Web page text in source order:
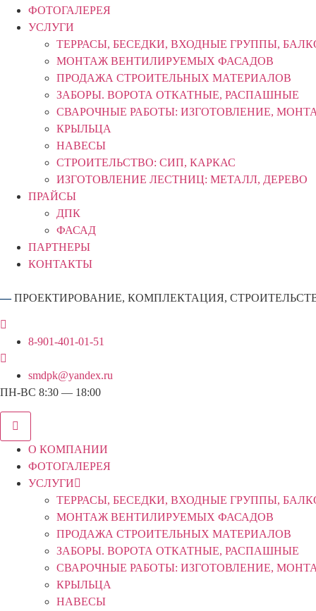
ФОТОГАЛЕРЕЯ
УСЛУГИ
ТЕРРАСЫ, БЕСЕДКИ, ВХОДНЫЕ ГРУППЫ,
МОНТАЖ ВЕНТИЛИРУЕМЫХ ФАСАДОВ
ПРОДАЖА СТРОИТЕЛЬНЫХ МАТЕРИАЛОВ
ЗАБОРЫ. ВОРОТА ОТКАТНЫЕ, РАСПАШНЫЕ
СВАРОЧНЫЕ РАБОТЫ: ИЗГОТОВЛЕНИЕ,
КРЫЛЬЦА
НАВЕСЫ
СТРОИТЕЛЬСТВО: СИП, КАРКАС
ИЗГОТОВЛЕНИЕ ЛЕСТНИЦ: МЕТАЛЛ, ДЕРЕВО
ПРАЙСЫ
ДПК
ФАСАД
ПАРТНЕРЫ
КОНТАКТЫ
—ПРОЕКТИРОВАНИЕ, КОМПЛЕКТАЦИЯ,
8-901-401-01-51
smdpk@yandex.ru
ПН-ВС 8:30 — 18:00
О КОМПАНИИ
ФОТОГАЛЕРЕЯ
УСЛУГИ
ТЕРРАСЫ, БЕСЕДКИ, ВХОДНЫЕ ГРУППЫ,
МОНТАЖ ВЕНТИЛИРУЕМЫХ ФАСАДОВ
ПРОДАЖА СТРОИТЕЛЬНЫХ МАТЕРИАЛОВ
ЗАБОРЫ. ВОРОТА ОТКАТНЫЕ, РАСПАШНЫЕ
СВАРОЧНЫЕ РАБОТЫ: ИЗГОТОВЛЕНИЕ,
КРЫЛЬЦА
НАВЕСЫ